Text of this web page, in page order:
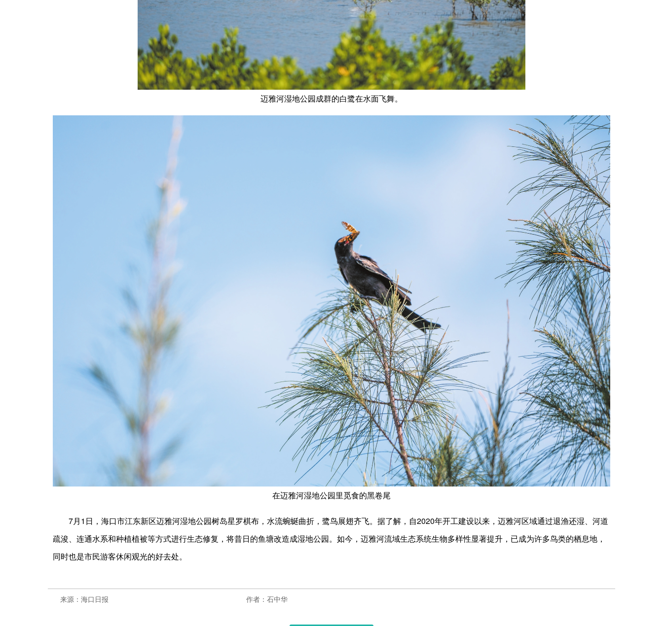
迈雅河湿地公园成群的白鹭在水面飞舞。
在迈雅河湿地公园里觅食的黑卷尾
7月1日，海口市江东新区迈雅河湿地公园树岛星罗棋布，水流蜿蜒曲折，鹭鸟展翅齐飞。据了解，自2020年开工建设以来，迈雅河区域通过退渔还湿、河道
疏浚、连通水系和种植植被等方式进行生态修复，将昔日的鱼塘改造成湿地公园。如今，迈雅河流域生态系统生物多样性显著提升，已成为许多鸟类的栖息地，
同时也是市民游客休闲观光的好去处。
来源：海口日报 作者：石中华